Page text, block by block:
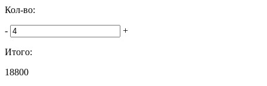
Кол-во:
- +
Итого:
18800